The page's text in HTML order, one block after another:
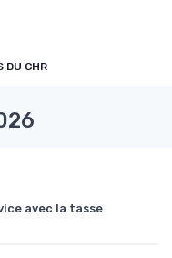
DU CHR
avec la tasse